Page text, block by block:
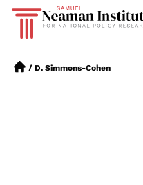
/ D. Simmons-Cohen